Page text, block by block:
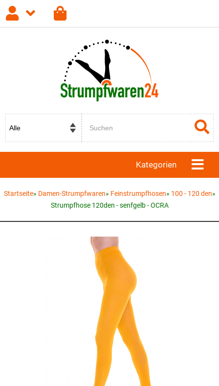
Registrieren Passwort vergessen?
Kategorien
Startseite» Damen-Strumpfwaren» Feinstrumpfhosen» 100 - 120 den»
Strumpfhose 120den - senfgelb - OCRA